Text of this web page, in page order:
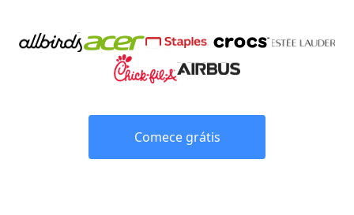
Comece grátis